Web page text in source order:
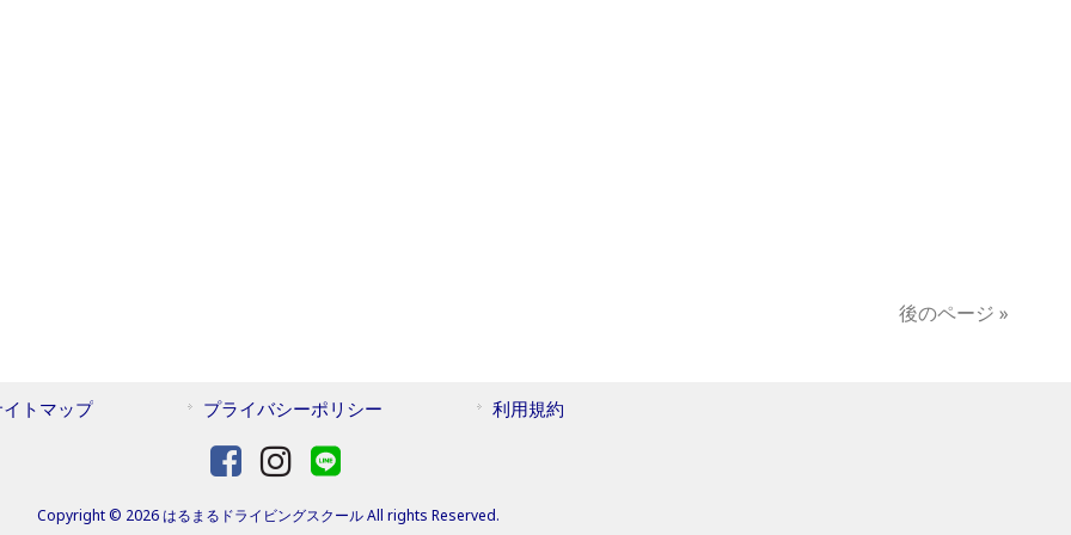
後のページ »
トマップ プライバシーポリシー 利用規約
Copyright © 2026 はるまるドライビングスクール All rights Reserved.